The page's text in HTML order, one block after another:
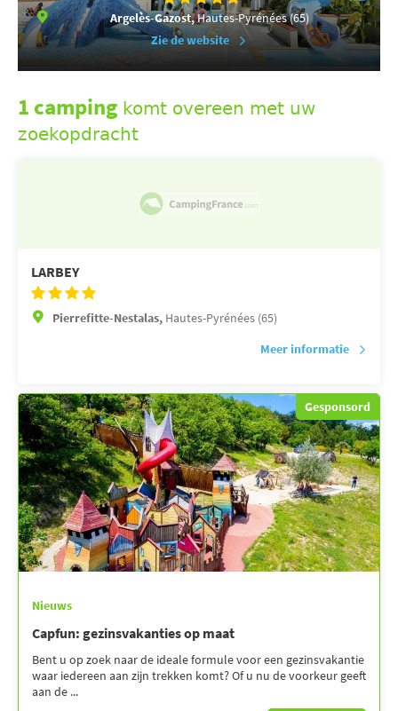
Argelès-Gazost,Hautes-Pyrénées (65)
Zie de website
1 camping komt overeen met uw
zoekopdracht
LARBEY
Pierrefitte-Nestalas, Hautes-Pyrénées (65)
Meer informatie
Gesponsord
Nieuws
Capfun: gezinsvakanties op maat
Bent u op zoek naar de ideale formule voor een gezinsvakantie
waar iedereen aan zijn trekken komt? Of u nu de voorkeur geeft
aan de ...